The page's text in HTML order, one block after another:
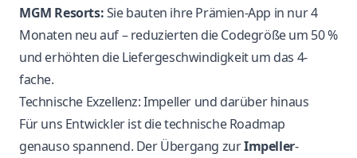
MGM Resorts:Sie bauten ihre Prämien-App in nur 4
Monaten neu auf – reduzierten die Codegröße um 50 %
und erhöhten die Liefergeschwindigkeit um das 4-
fache.
Technische Exzellenz: Impeller und darüber hinaus
Für uns Entwickler ist die technische Roadmap
genauso spannend. Der Übergang zurImpeller-